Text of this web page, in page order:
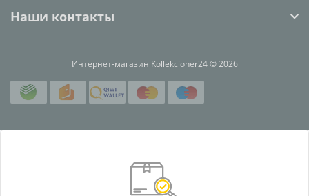
Наши контакты
Интернет-магазин Kollekcioner24 © 2026